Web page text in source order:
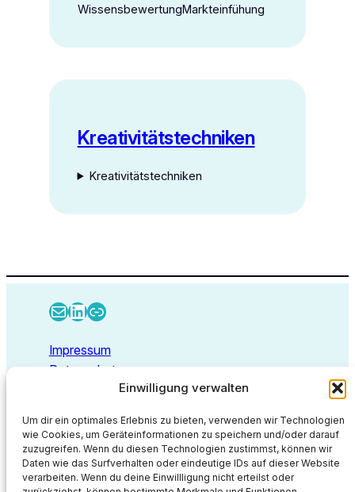
Einwilligung verwalten
Um dir ein optimales Erlebnis zu bieten, verwenden wir Technologien
wie Cookies, um Geräteinformationen zu speichern und/oder darauf
zuzugreifen. Wenn du diesen Technologien zustimmst, können wir
Daten wie das Surfverhalten oder eindeutige IDs auf dieser Website
verarbeiten. Wenn du deine Einwillligung nicht erteilst oder
WissensbewertungMarkteinfühung
Kreativitätstechniken
Kreativitätstechniken
E-Mail LinkedIn Link
Impressum
Datenschutz
Deep Thoughts GmbH
Walbecker Straße 26